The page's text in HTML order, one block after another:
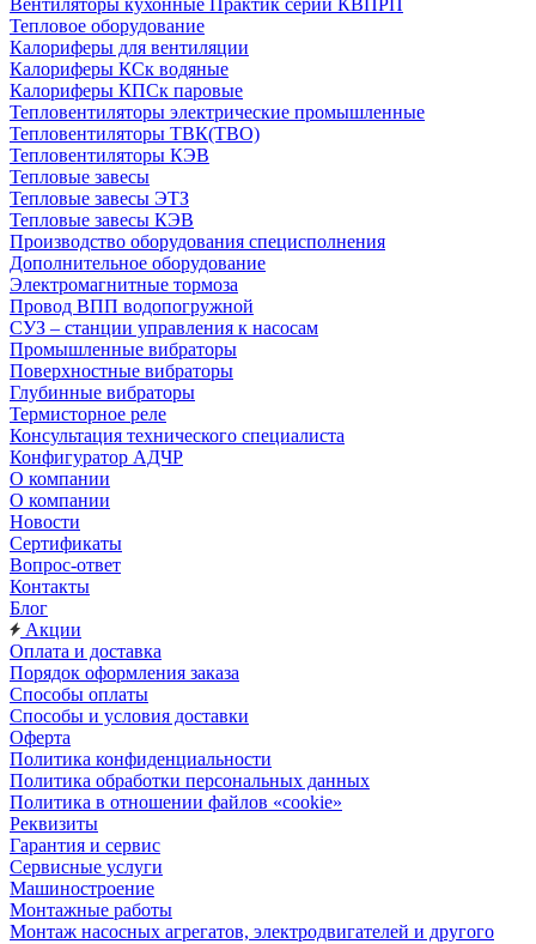
Вентиляторы кухонные Практик серии КВПРП
Тепловое оборудование
Калориферы для вентиляции
Калориферы КСк водяные
Калориферы КПСк паровые
Тепловентиляторы электрические промышленные
Тепловентиляторы ТВК(ТВО)
Тепловентиляторы КЭВ
Тепловые завесы
Тепловые завесы ЭТЗ
Тепловые завесы КЭВ
Производство оборудования специсполнения
Дополнительное оборудование
Электромагнитные тормоза
Провод ВПП водопогружной
СУЗ – станции управления к насосам
Промышленные вибраторы
Поверхностные вибраторы
Глубинные вибраторы
Термисторное реле
Консультация технического специалиста
Конфигуратор АДЧР
О компании
О компании
Новости
Сертификаты
Вопрос-ответ
Контакты
Блог
Акции
Оплата и доставка
Порядок оформления заказа
Способы оплаты
Способы и условия доставки
Оферта
Политика конфиденциальности
Политика обработки персональных данных
Политика в отношении файлов «cookie»
Реквизиты
Гарантия и сервис
Сервисные услуги
Машиностроение
Монтажные работы
Монтаж насосных агрегатов, электродвигателей и другого